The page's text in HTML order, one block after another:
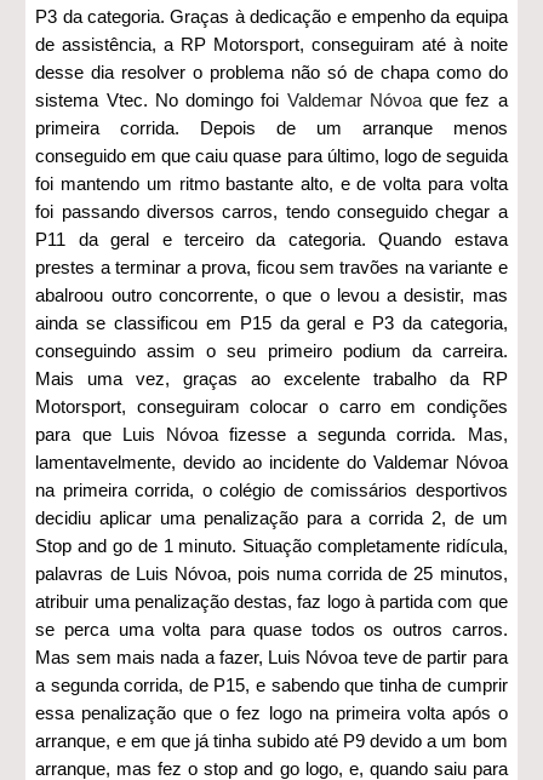
P3 da categoria. Graças à dedicação e empenho da equipa
de assistência, a RP Motorsport, conseguiram até à noite
desse dia resolver o problema não só de chapa como do
sistema Vtec. No domingo foi Valdemar Nóvoaque fez a
primeira corrida. Depois de um arranque menos
conseguido em que caiu quase para último, logo de seguida
foi mantendo um ritmo bastante alto, e de volta para volta
foi passando diversos carros, tendo conseguido chegar a
P11 da geral e terceiro da categoria. Quando estava
prestes a terminar a prova, ficou sem travões na variante e
abalroou outro concorrente, o que o levou a desistir, mas
ainda se classificou em P15 da geral e P3 da categoria,
conseguindo assim o seu primeiro podium da carreira.
Mais uma vez, graças ao excelente trabalho da RP
Motorsport, conseguiram colocar o carro em condições
para que Luis Nóvoa fizesse a segunda corrida. Mas,
lamentavelmente, devido ao incidente do Valdemar Nóvoa
na primeira corrida, o colégio de comissários desportivos
decidiu aplicar uma penalização para a corrida 2, de um
Stop and go de 1 minuto. Situação completamente ridícula,
palavras de Luis Nóvoa, pois numa corrida de 25 minutos,
atribuir uma penalização destas, faz logo à partida com que
se perca uma volta para quase todos os outros carros.
Mas sem mais nada a fazer, Luis Nóvoa teve de partir para
a segunda corrida, de P15, e sabendo que tinha de cumprir
essa penalização que o fez logo na primeira volta após o
arranque, e em que já tinha subido até P9 devido a um bom
arranque, mas fez o stop and go logo, e, quando saiu para